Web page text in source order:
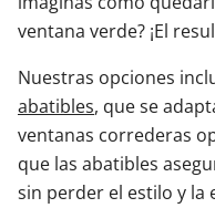
ventana verde? ¡El
Nuestras opciones
abatibles, que se
ventanas correderas
que las abatibles
sin perder el estilo y la